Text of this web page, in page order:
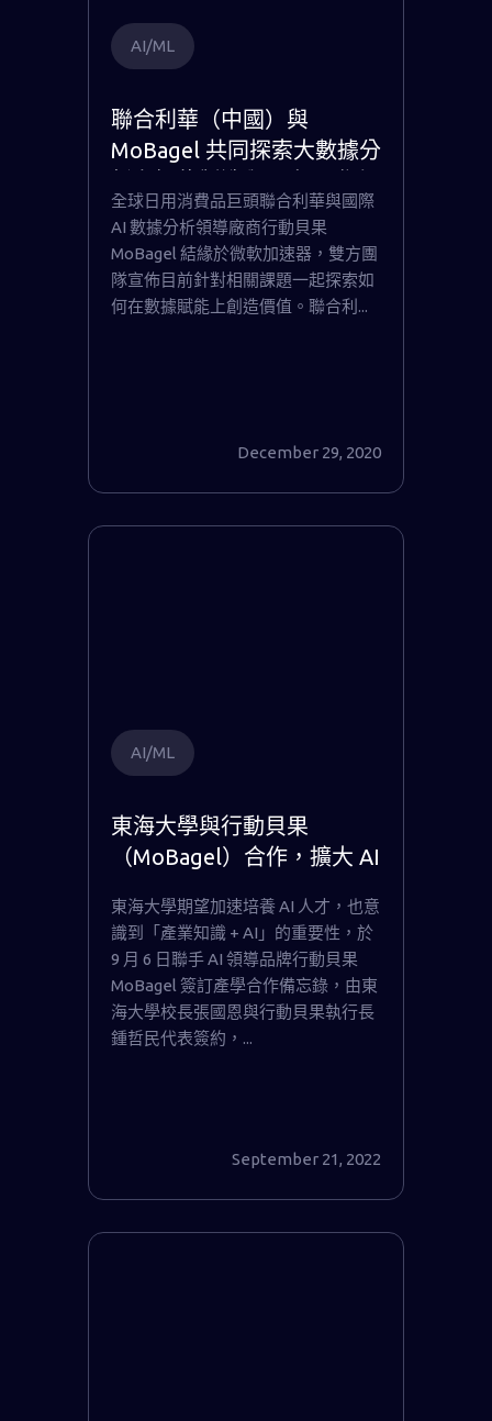
AI/ML
聯合利華（中國）與
MoBagel 共同探索大數據分
的創新價值
全球日用消費品巨頭聯合利華與國際
AI 數據分析領導廠商行動貝果
MoBagel 結緣於微軟加速器，雙方團
隊宣佈目前針對相關課題一起探索如
何在數據賦能上創造價值。聯合利...
December 29, 2020
AI/ML
東海大學與行動貝果
（MoBagel）合作，擴大 AI
東海大學期望加速培養 AI 人才，也意
識到「產業知識 + AI」的重要性，於
9 月 6 日聯手 AI 領導品牌行動貝果
MoBagel 簽訂產學合作備忘錄，由東
海大學校長張國恩與行動貝果執行長
鍾哲民代表簽約，...
September 21, 2022